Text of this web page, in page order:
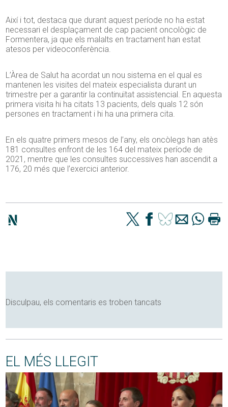
Així i tot, destaca que durant aquest període no ha estat
necessari el desplaçament de cap pacient oncològic de
Formentera, ja que els malalts en tractament han estat
atesos per videoconferència.
L’Àrea de Salut ha acordat un nou sistema en el qual es
mantenen les visites del mateix especialista durant un
trimestre per a garantir la continuïtat assistencial. En aquesta
primera visita hi ha citats 13 pacients, dels quals 12 són
persones en tractament i hi ha una primera cita.
En els quatre primers mesos de l’any, els oncòlegs han atès
181 consultes enfront de les 164 del mateix període de
2021, mentre que les consultes successives han ascendit a
176, 20 més que l’exercici anterior.
Disculpau, els comentaris es troben tancats
EL MÉS LLEGIT